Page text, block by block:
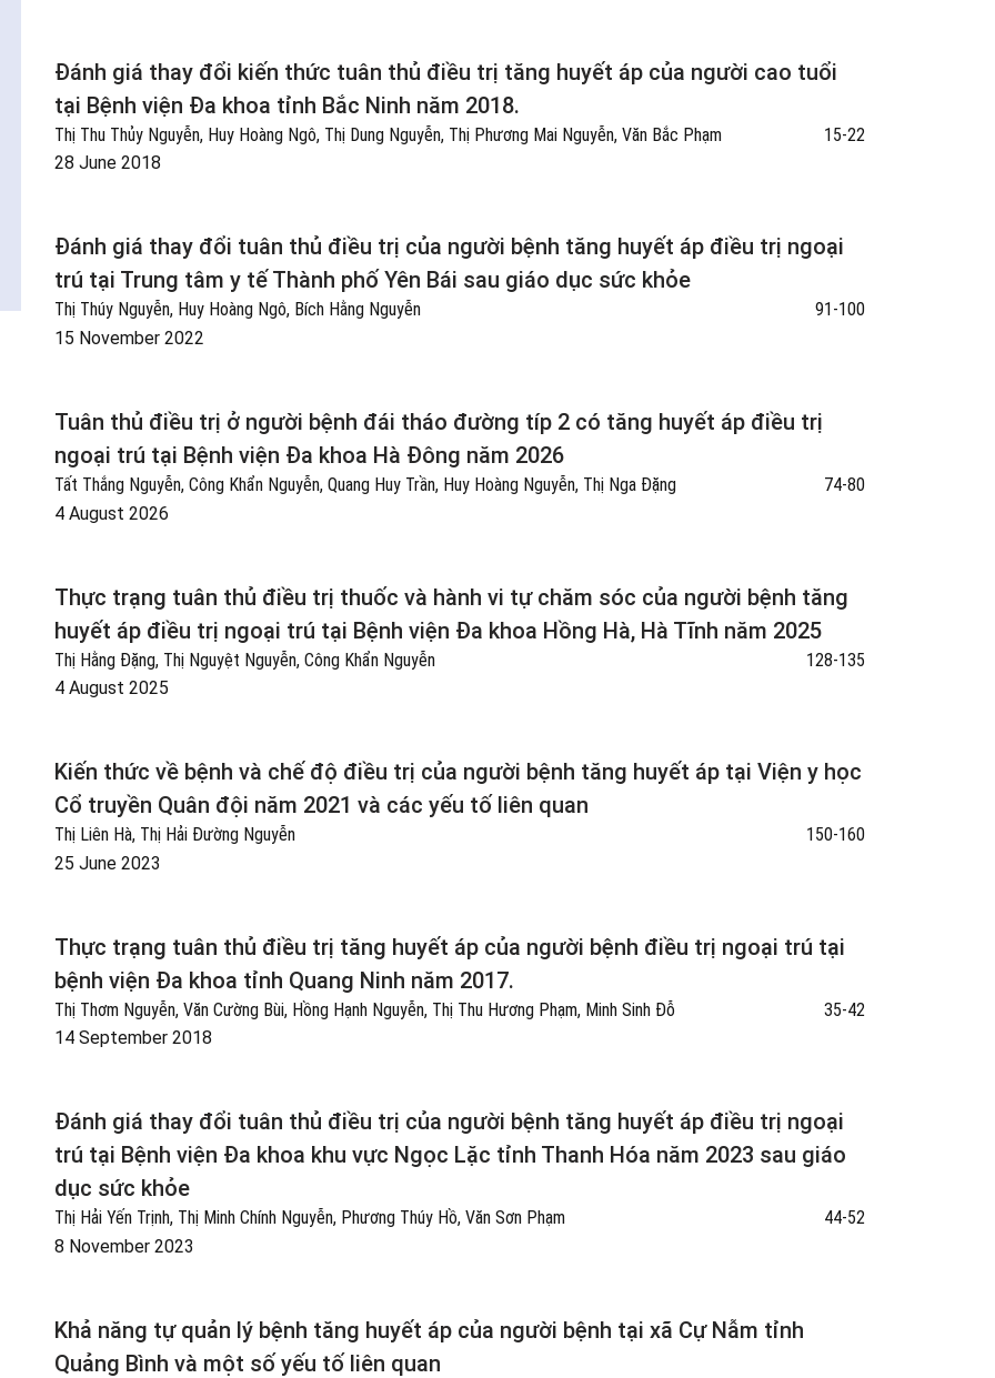
Đánh giá thay đổi kiến thức tuân thủ điều trị tăng huyết áp của người cao tuổi
tại Bệnh viện Đa khoa tỉnh Bắc Ninh năm 2018.
Thị Thu Thủy Nguyễn, Huy Hoàng Ngô, Thị Dung Nguyễn, Thị Phương Mai Nguyễn, Văn Bắc Phạm
15-22
28 June 2018
Đánh giá thay đổi tuân thủ điều trị của người bệnh tăng huyết áp điều trị ngoại
trú tại Trung tâm y tế Thành phố Yên Bái sau giáo dục sức khỏe
Thị Thúy Nguyễn, Huy Hoàng Ngô, Bích Hằng Nguyễn
91-100
15 November 2022
Tuân thủ điều trị ở người bệnh đái tháo đường típ 2 có tăng huyết áp điều trị
ngoại trú tại Bệnh viện Đa khoa Hà Đông năm 2026
Tất Thắng Nguyễn, Công Khẩn Nguyễn, Quang Huy Trần, Huy Hoàng Nguyễn, Thị Nga Đặng
74-80
4 August 2026
Thực trạng tuân thủ điều trị thuốc và hành vi tự chăm sóc của người bệnh tăng
huyết áp điều trị ngoại trú tại Bệnh viện Đa khoa Hồng Hà, Hà Tĩnh năm 2025
Thị Hằng Đặng, Thị Nguyệt Nguyễn, Công Khẩn Nguyễn
128-135
4 August 2025
Kiến thức về bệnh và chế độ điều trị của người bệnh tăng huyết áp tại Viện y học
Cổ truyền Quân đội năm 2021 và các yếu tố liên quan
Thị Liên Hà, Thị Hải Đường Nguyễn
150-160
25 June 2023
Thực trạng tuân thủ điều trị tăng huyết áp của người bệnh điều trị ngoại trú tại
bệnh viện Đa khoa tỉnh Quang Ninh năm 2017.
Thị Thơm Nguyễn, Văn Cường Bùi, Hồng Hạnh Nguyễn, Thị Thu Hương Phạm, Minh Sinh Đỗ
35-42
14 September 2018
Đánh giá thay đổi tuân thủ điều trị của người bệnh tăng huyết áp điều trị ngoại
trú tại Bệnh viện Đa khoa khu vực Ngọc Lặc tỉnh Thanh Hóa năm 2023 sau giáo
dục sức khỏe
Thị Hải Yến Trịnh, Thị Minh Chính Nguyễn, Phương Thúy Hồ, Văn Sơn Phạm
44-52
8 November 2023
Khả năng tự quản lý bệnh tăng huyết áp của người bệnh tại xã Cự Nẫm tỉnh
Quảng Bình và một số yếu tố liên quan